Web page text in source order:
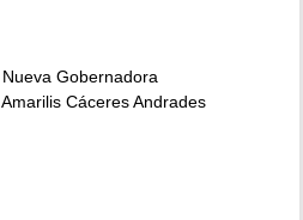
Nueva Gobernadora
Amarilis Cáceres Andrades